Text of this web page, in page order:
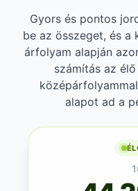
Gyors és pontos
be az összeget, és a
árfolyam alapján
számítás az
alapot ad a